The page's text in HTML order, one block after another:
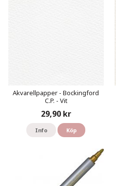
Akvarellpapper - Bockingford
C.P. - Vit
29,90 kr
Info Köp